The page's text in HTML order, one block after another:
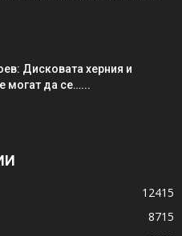
Дисковата херния и
могат да се…...
12415
8715